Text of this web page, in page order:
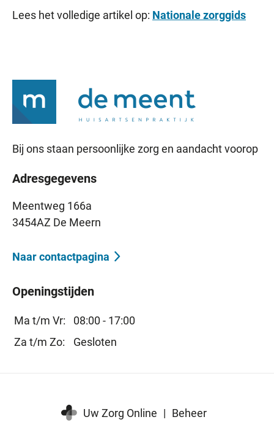
Lees het volledige artikel op: Nationale zorggids
Bij ons staan persoonlijke zorg en aandacht voorop
Adresgegevens
Meentweg 166a
3454AZ De Meern
Naar contactpagina
Openingstijden
Ma t/m Vr:
08:00 - 17:00
Za t/m Zo:
Gesloten
Uw Zorg Online | Beheer